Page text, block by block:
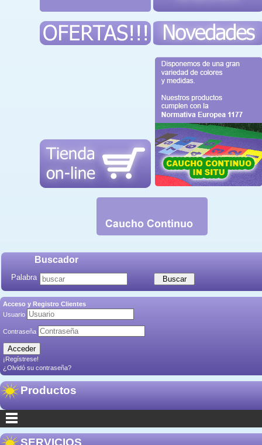
Buscador
Palabra
Acceso y Registro Clientes
Usuario
Contraseña
¡Regístrese!
¿Olvidó su contraseña?
Productos
SERVICIOS